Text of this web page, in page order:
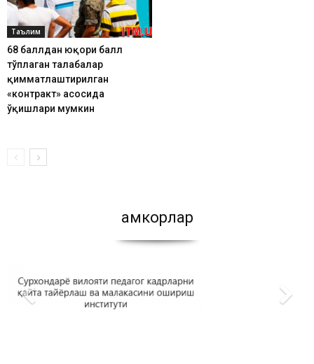
Таълим
68 баллдан юқори балл
тўплаган талабалар
қимматлаштирилган
«контракт» асосида
ўқишлари мумкин
Ҳамкорлар